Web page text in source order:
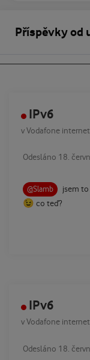
Příspěvky od
IPv6
vVodafone internet
Odesláno 18.
@Slamb jsem
😉 co teď?
IPv6
vVodafone internet
Odesláno 18.